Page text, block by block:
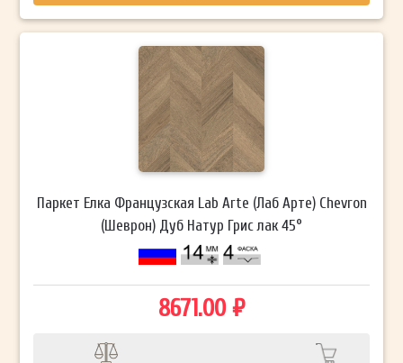
Паркет Елка Французская Lab Arte (Лаб Арте) Chevron
(Шеврон) Дуб Натур Грис лак 45°
8671.00 ₽